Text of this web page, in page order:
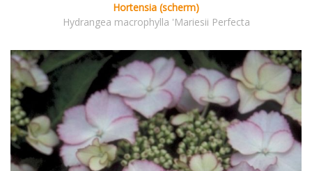
Hortensia (scherm)
Hydrangea macrophylla 'Mariesii Perfecta